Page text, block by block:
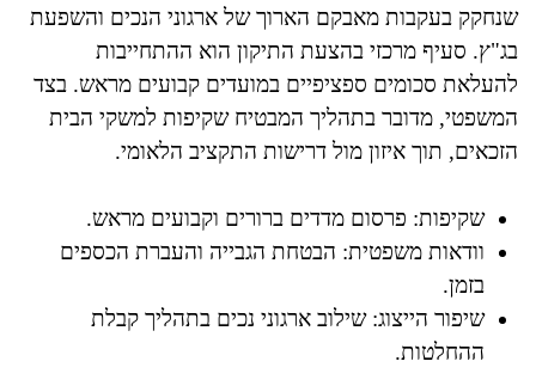
שנחקק בעקבות מאבקם הארוך של ארגוני הנכים והשפעת
בג"ץ. סעיף מרכזי בהצעת התיקון הוא ההתחייבות
להעלאת סכומים ספציפיים במועדים קבועים מראש. בצד
המשפטי, מדובר בתהליך המבטיח שקיפות למשקי הבית
הזכאים, תוך איזון מול דרישות התקציב הלאומי.
שקיפות: פרסום מדדים ברורים וקבועים מראש.
וודאות משפטית: הבטחת הגבייה והעברת הכספים
בזמן.
שיפור הייצוג: שילוב ארגוני נכים בתהליך קבלת
ההחלטות.